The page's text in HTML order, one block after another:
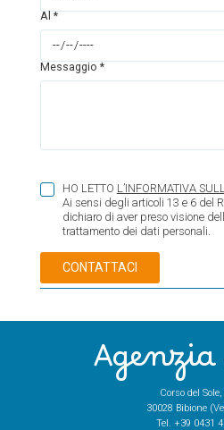
Al *
Messaggio *
HO LETTO L’INFORMATIVA
Ai sensi degli articoli 13 e 6 del
dichiaro di aver preso visione
trattamento dei dati personali.
Corso del
30028 Bibione
Tel. +39 0431